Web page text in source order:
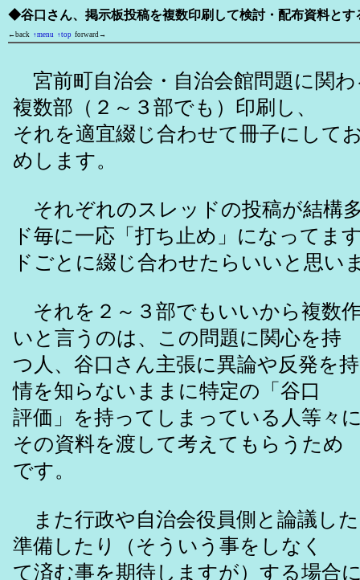
◆谷口さん、掲示板投稿を複数印刷して検討・配布資料とす
←back ↑menu ↑top forward→
宮前町自治会・自治会館問題に関
複数部（２～３部でも）印刷し、
それを適宜綴じ合わせて冊子にして
めします。
それぞれのスレッドの投稿が結構
ド毎に一応「打ち止め」になってま
ドごとに綴じ合わせたらいいと思い
それを２～３部でもいいから複数
いと言うのは、この問題に関心を持
つ人、谷口さん主張に異論や反発を
情を知らないままに特定の「谷口
評価」を持ってしまっている人等々
その資料を渡して考えてもらうため
です。
また行政や自治会役員側と論議し
準備したり（そういう事をしなく
て済む事を期待しますが）する場合